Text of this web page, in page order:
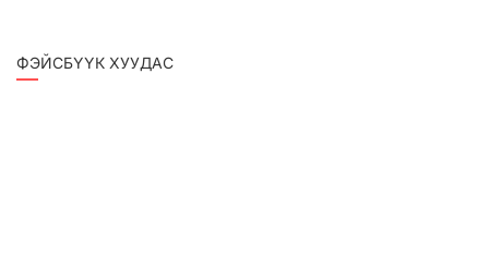
ФЭЙСБҮҮК ХУУДАС